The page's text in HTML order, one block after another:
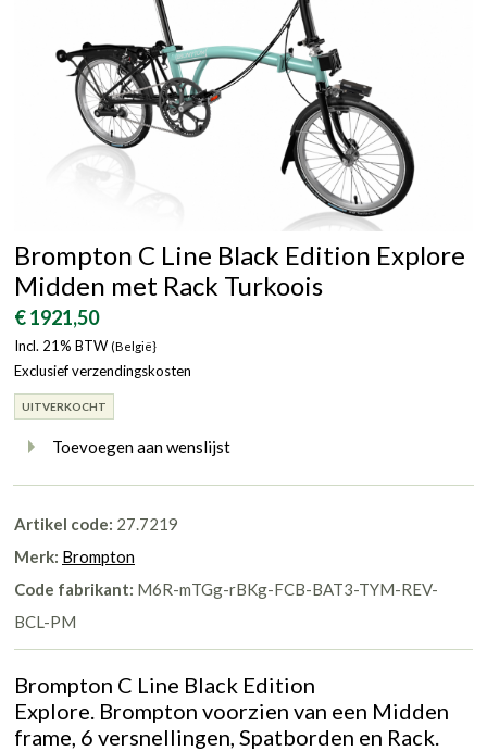
Brompton C Line Black Edition Explore
Midden met Rack Turkoois
€ 1921,50
Incl. 21% BTW (België}
Exclusief verzendingskosten
UITVERKOCHT
Toevoegen aan wenslijst
Artikel code: 27.7219
Merk: Brompton
Code fabrikant: M6R-mTGg-rBKg-FCB-BAT3-TYM-REV-
BCL-PM
Brompton C Line Black Edition
Explore. Brompton voorzien van een Midden
frame, 6 versnellingen, Spatborden en Rack.